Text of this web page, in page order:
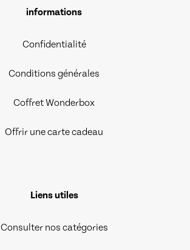
informations
Confidentialité
Conditions générales
Coffret Wonderbox
Offrir une carte cadeau
Liens utiles
Consulter nos catégories